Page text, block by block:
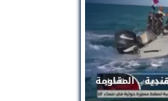
.. المقاومة